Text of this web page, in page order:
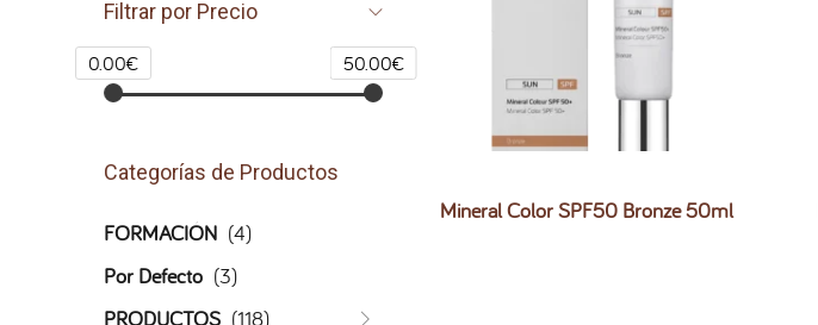
Mineral Color SPF50 Bronze 50ml
Filtrar por Precio
0.00€ 50.00€
Categorías de Productos
FORMACIÓN (4)
Por Defecto (3)
PRODUCTOS (118)